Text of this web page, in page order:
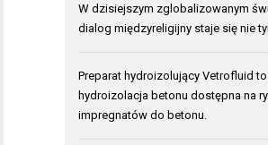
W dzisiejszym zglobalizowanym
dialog międzyreligijny staje się nie
Preparat hydroizolujący Vetrofluid
hydroizolacja betonu dostępna na
impregnatów do betonu.